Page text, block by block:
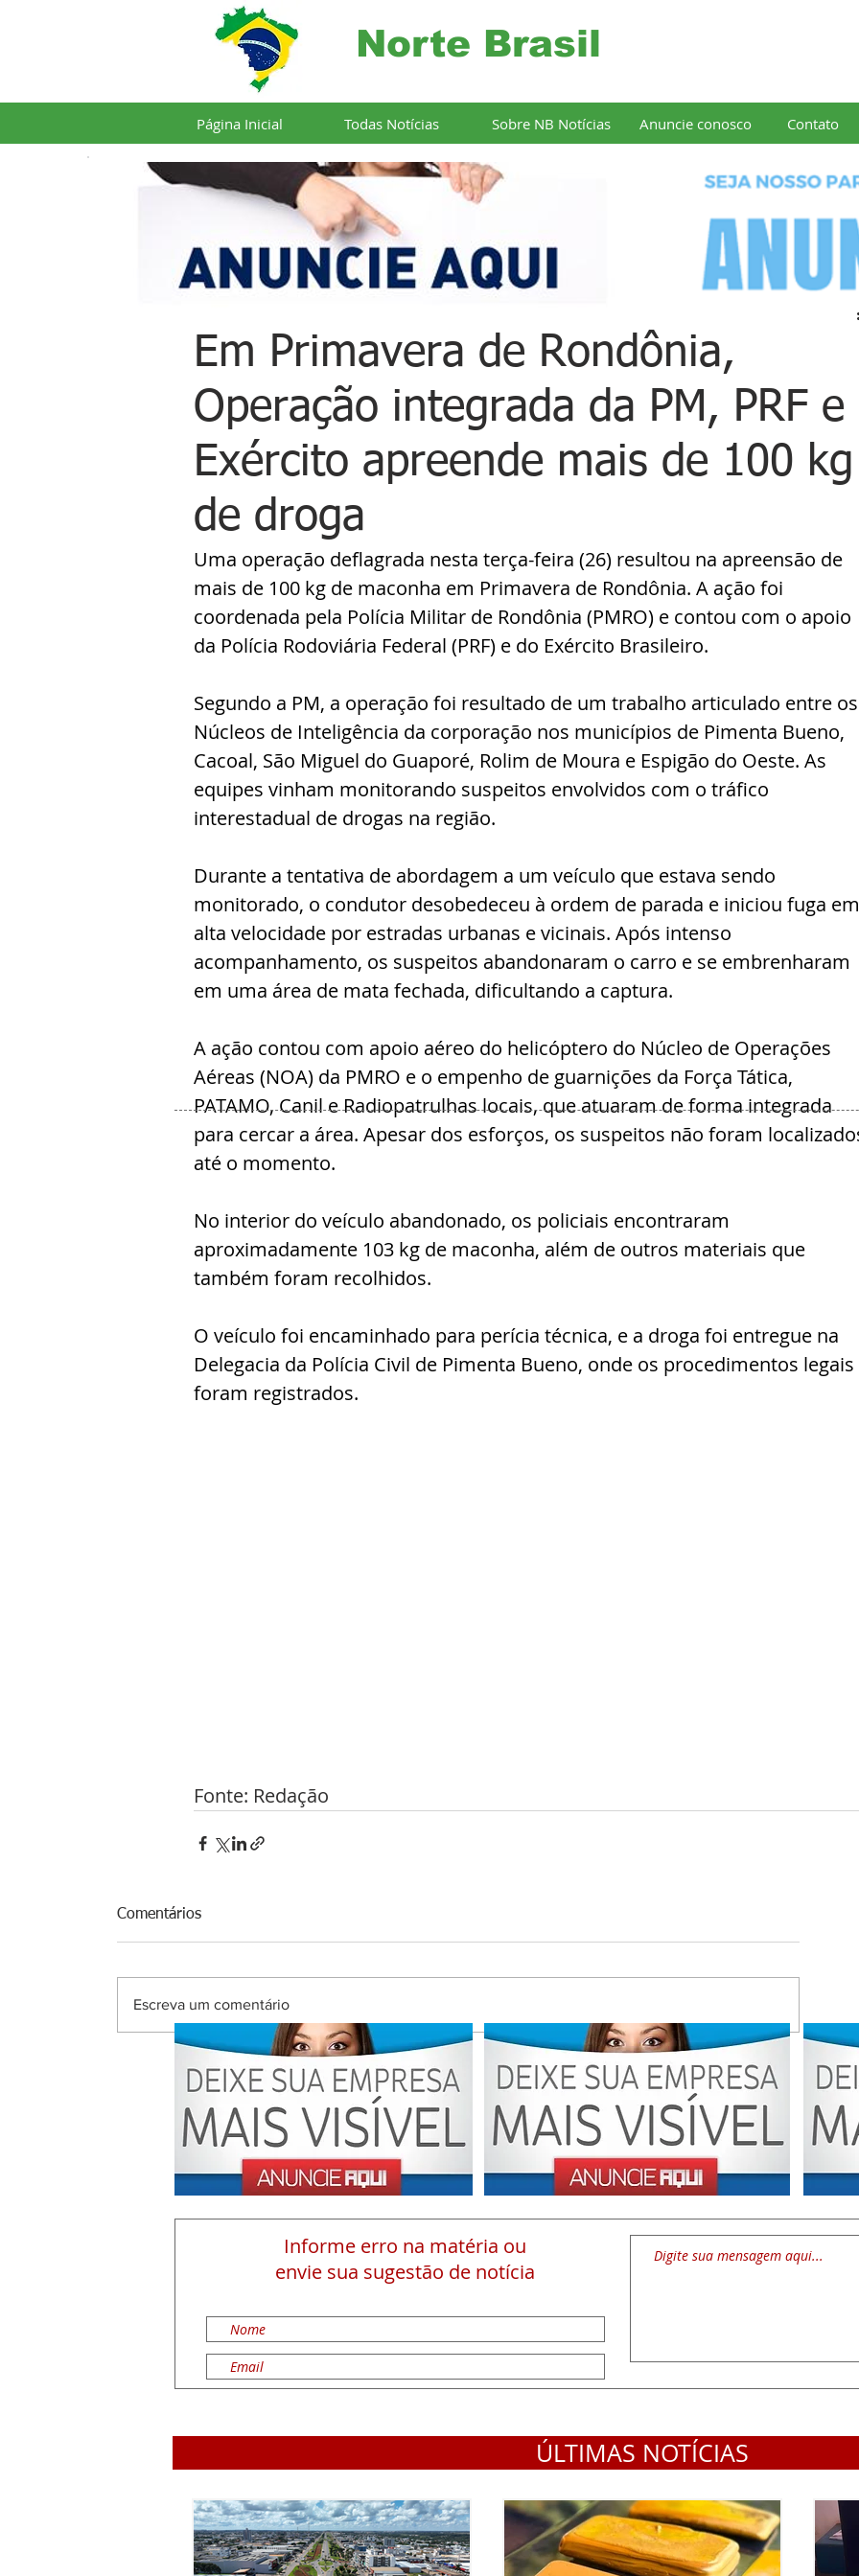
Norte Brasil
Página Inicial Todas Notícias Sobre NB Notícias Anuncie conosco Contato
Em Primavera de Rondônia,
Operação integrada da PM, PRF e
Exército apreende mais de 100 kg
de droga
Uma operação deflagrada nesta terça-feira (26) resultou na apreensão de
mais de 100 kg de maconha em Primavera de Rondônia. A ação foi
coordenada pela Polícia Militar de Rondônia (PMRO) e contou com o apoio
da Polícia Rodoviária Federal (PRF) e do Exército Brasileiro.
Segundo a PM, a operação foi resultado de um trabalho articulado entre
Núcleos de Inteligência da corporação nos municípios de Pimenta Bueno,
Cacoal, São Miguel do Guaporé, Rolim de Moura e Espigão do Oeste. As
equipes vinham monitorando suspeitos envolvidos com o tráfico
interestadual de drogas na região.
Durante a tentativa de abordagem a um veículo que estava sendo
monitorado, o condutor desobedeceu à ordem de parada e iniciou fuga
alta velocidade por estradas urbanas e vicinais. Após intenso
acompanhamento, os suspeitos abandonaram o carro e se embrenharam
em uma área de mata fechada, dificultando a captura.
A ação contou com apoio aéreo do helicóptero do Núcleo de Operações
Aéreas (NOA) da PMRO e o empenho de guarnições da Força Tática,
PATAMO, Canil e Radiopatrulhas locais, que atuaram de forma integrada
para cercar a área. Apesar dos esforços, os suspeitos não foram
até o momento.
No interior do veículo abandonado, os policiais encontraram
aproximadamente 103 kg de maconha, além de outros materiais que
também foram recolhidos.
O veículo foi encaminhado para perícia técnica, e a droga foi entregue na
Delegacia da Polícia Civil de Pimenta Bueno, onde os procedimentos legais
foram registrados.
Fonte: Redação
Comentários
Escreva um comentário
Informe erro na matéria ou
envie sua sugestão de notícia
ÚLTIMAS NOTÍCIAS